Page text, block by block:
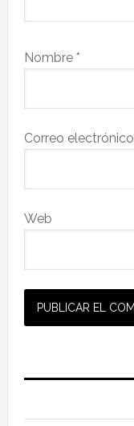
Nombre *
Correo electrónico
Web
Barra